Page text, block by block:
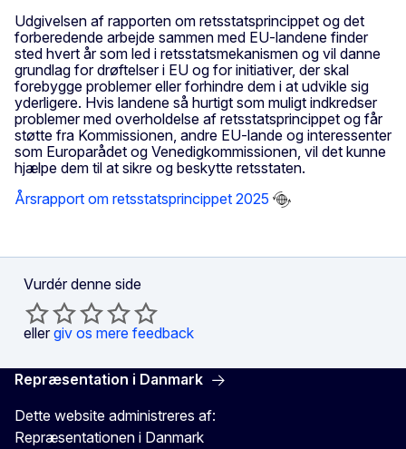
Udgivelsen af rapporten om retsstatsprincippet og det
forberedende arbejde sammen med EU-landene finder
sted hvert år som led i retsstatsmekanismen og vil danne
grundlag for drøftelser i EU og for initiativer, der skal
forebygge problemer eller forhindre dem i at udvikle sig
yderligere. Hvis landene så hurtigt som muligt indkredser
problemer med overholdelse af retsstatsprincippet og får
støtte fra Kommissionen, andre EU-lande og interessenter
som Europarådet og Venedigkommissionen, vil det kunne
hjælpe dem til at sikre og beskytte retsstaten.
Årsrapport om retsstatsprincippet 2025
Vurdér denne side
eller giv os mere feedback
Repræsentation i Danmark
Dette website administreres af:
Repræsentationen i Danmark